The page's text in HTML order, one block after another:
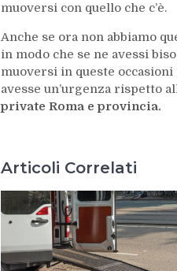
muoversi con quello che c’è.
Anche se ora non abbiamo
in modo che se ne avessi
muoversi in queste
avesse un’urgenza rispetto
private Roma e provincia.
Articoli Correlati